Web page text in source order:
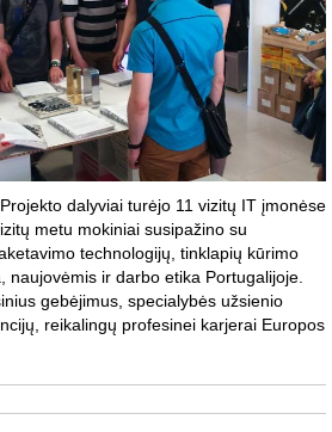
dalyviai turėjo 11 vizitų IT įmonėse
metu mokiniai susipažino su
technologijų, tinklapių kūrimo
naujovėmis ir darbo etika Portugalijoje.
gebėjimus, specialybės užsienio
reikalingų profesinei karjerai Europos